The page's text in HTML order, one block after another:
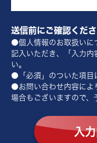
当社ではお客様のプ
の方法で不正使用す
せん。
Googleやヤフー株
して、当該第三者が
のクッキー情報・広
いる場合があります
識別子等は、当該第
従って取り扱われま
送信前にご確認くだ
●個人情報のお取扱いに
記入いただき、「入力内
い。
●「必須」のついた項目
●お問い合わせ内容によ
場合もございますので、